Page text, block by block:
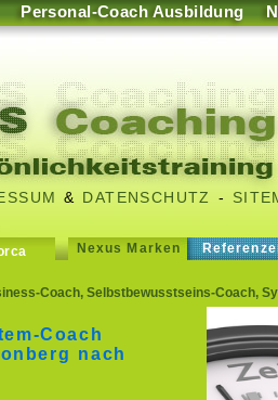
Personal-Coach Ausbildung
& DATENSCHUTZ -
Nexus Marken
Coach, Selbstbewusstseins-Coach,
Coach
nach